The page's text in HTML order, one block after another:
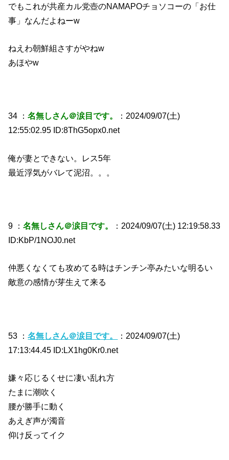
でもこれが共産カル党壺のNAMAPOチョソコーの「お仕
事」なんだよねーw
ねえわ朝鮮組さすがやねw
あほやw
34 ：名無しさん＠涙目です。
：2024/09/07(土)
12:55:02.95 ID:8ThG5opx0.net
俺が妻とできない。レス5年
最近浮気がバレて泥沼。。。
9 ：名無しさん＠涙目です。
：2024/09/07(土) 12:19:58.33
ID:KbP/1NOJ0.net
仲悪くなくても攻めてる時はチンチン亭みたいな明るい
敵意の感情が芽生えて来る
53 ：名無しさん＠涙目です。
：2024/09/07(土)
17:13:44.45 ID:LX1hg0Kr0.net
嫌々応じるくせに凄い乱れ方
たまに潮吹く
腰が勝手に動く
あえぎ声が濁音
仰け反ってイク